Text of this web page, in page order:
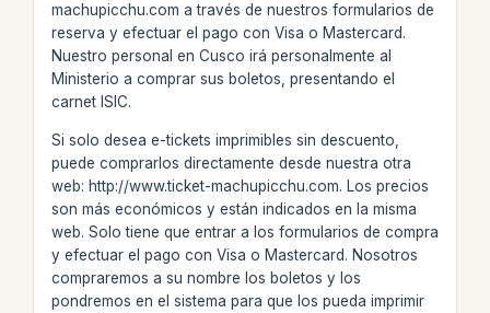
machupicchu.com a través de nuestros formularios de
reserva y efectuar el pago con Visa o Mastercard.
Nuestro personal en Cusco irá personalmente al
Ministerio a comprar sus boletos, presentando el
carnet ISIC.
Si solo desea e-tickets imprimibles sin descuento,
puede comprarlos directamente desde nuestra otra
web: http://www.ticket-machupicchu.com. Los precios
son más económicos y están indicados en la misma
web. Solo tiene que entrar a los formularios de compra
y efectuar el pago con Visa o Mastercard. Nosotros
compraremos a su nombre los boletos y los
pondremos en el sistema para que los pueda imprimir